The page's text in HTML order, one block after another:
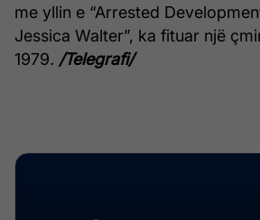
me yllin e “Arrested
Jessica Walter”, ka fituar një
1979. /Telegrafi/